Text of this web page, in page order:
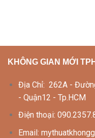
KHÔNG GIAN MỚI
Địa Chỉ: 262A -
- Quận12 - Tp.HCM
Điện thoại:
Email: